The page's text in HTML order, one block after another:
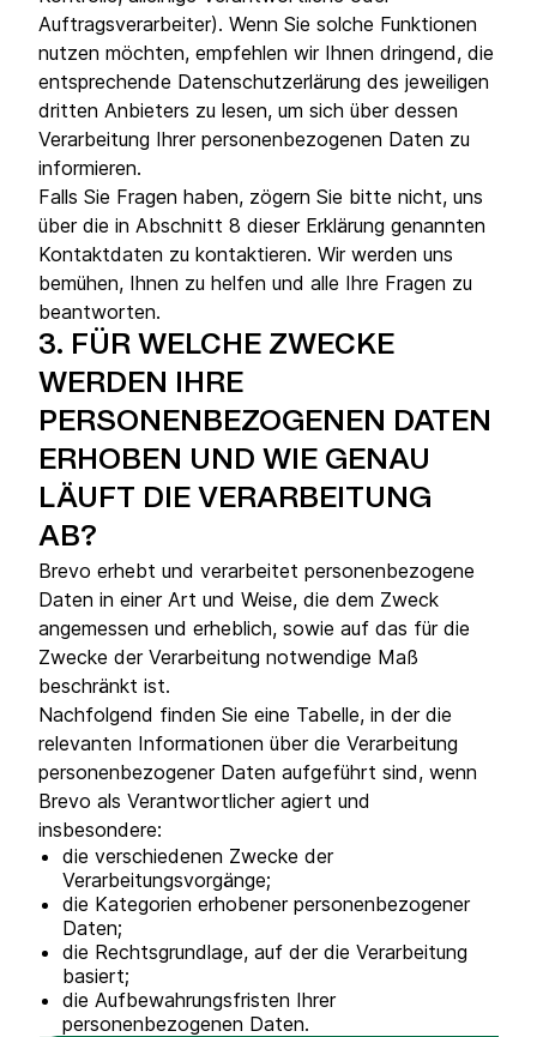
Auftragsverarbeiter). Wenn Sie solche Funktionen
nutzen möchten, empfehlen wir Ihnen dringend, die
entsprechende Datenschutzerlärung des jeweiligen
dritten Anbieters zu lesen, um sich über dessen
Verarbeitung Ihrer personenbezogenen Daten zu
informieren.
Falls Sie Fragen haben, zögern Sie bitte nicht, uns
über die in Abschnitt 8 dieser Erklärung genannten
Kontaktdaten zu kontaktieren. Wir werden uns
bemühen, Ihnen zu helfen und alle Ihre Fragen zu
beantworten.
3. FÜR WELCHE ZWECKE
WERDEN IHRE
PERSONENBEZOGENEN DATEN
ERHOBEN UND WIE GENAU
LÄUFT DIE VERARBEITUNG
AB?
Brevo erhebt und verarbeitet personenbezogene
Daten in einer Art und Weise, die dem Zweck
angemessen und erheblich, sowie auf das für die
Zwecke der Verarbeitung notwendige Maß
beschränkt ist.
Nachfolgend finden Sie eine Tabelle, in der die
relevanten Informationen über die Verarbeitung
personenbezogener Daten aufgeführt sind, wenn
Brevo als Verantwortlicher agiert und
insbesondere:
die verschiedenen Zwecke der
Verarbeitungsvorgänge;
die Kategorien erhobener personenbezogener
Daten;
die Rechtsgrundlage, auf der die Verarbeitung
basiert;
die Aufbewahrungsfristen Ihrer
personenbezogenen Daten.